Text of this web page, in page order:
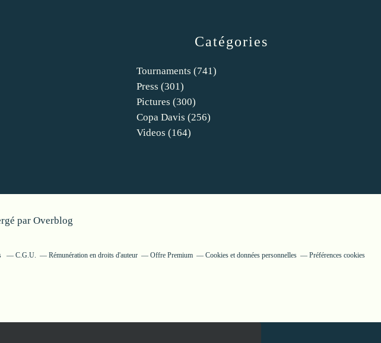
Catégories
Tournaments (741)
Press (301)
Pictures (300)
Copa Davis (256)
Videos (164)
par Overblog
C.G.U. Rémunération en droits d'auteur Offre Premium Cookies et données personnelles Préférences cookies